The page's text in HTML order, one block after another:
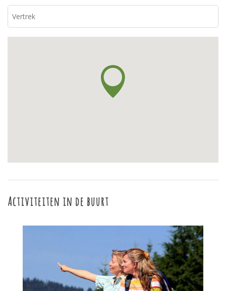
Activiteiten in de buurt